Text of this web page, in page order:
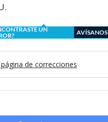
UN
AVÍSANOS
de correcciones